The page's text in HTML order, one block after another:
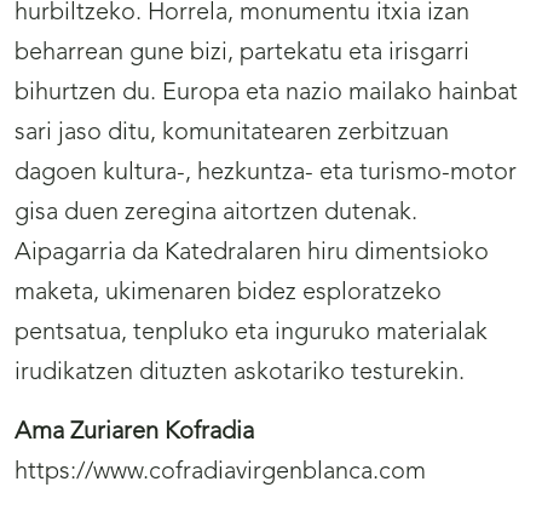
hurbiltzeko. Horrela, monumentu itxia izan
beharrean gune bizi, partekatu eta irisgarri
bihurtzen du. Europa eta nazio mailako hainbat
sari jaso ditu, komunitatearen zerbitzuan
dagoen kultura-, hezkuntza- eta turismo-motor
gisa duen zeregina aitortzen dutenak.
Aipagarria da Katedralaren hiru dimentsioko
maketa, ukimenaren bidez esploratzeko
pentsatua, tenpluko eta inguruko materialak
irudikatzen dituzten askotariko testurekin.
Ama Zuriaren Kofradia
https://www.cofradiavirgenblanca.com